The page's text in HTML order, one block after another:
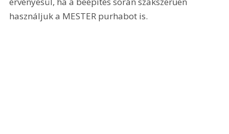
használjuk a MESTER purhabot is.